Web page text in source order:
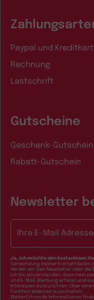
Paypal und
Rechnung
Lastschrift
Gutscheine
Geschenk-Gutschein
Rabatt-Gutschein
Newsletter
Ja, ich möchte den kostenlosen
Verwendung meiner Kontaktdaten
Herder ein. Den Newsletter oder
Ich bin einverstanden, dass mein
und E-Mail-Werbung erfasst und
Interessen auszurichten. Über
Funktion jederzeit ausschalten.
Weiterführende Informationen